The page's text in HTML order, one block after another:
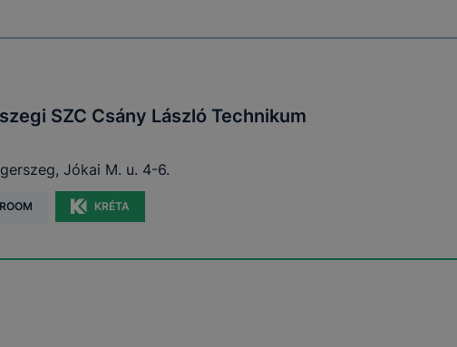
SZC Csány László Technikum
Jókai M. u. 4-6.
KRÉTA